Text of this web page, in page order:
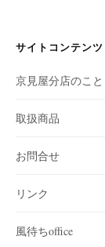
サイトコンテンツ
京見屋分店のこと
取扱商品
お問合せ
リンク
風待ちoffice